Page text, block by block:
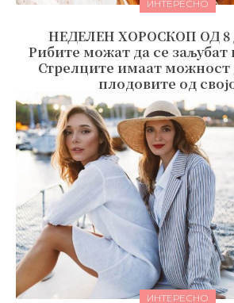
ИНТЕРЕСНО
НЕДЕЛЕН ХОРОСКОП ОД 8
Рибите можат да се заљубат
Стрелците имаат можност
плодовите од
ИНТЕРЕСНО